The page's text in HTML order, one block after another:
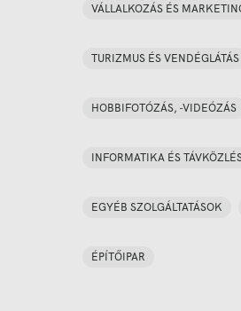
VÁLLALKOZÁS ÉS
TURIZMUS ÉS VENDÉGLÁTÁS
HOBBIFOTÓZÁS, -VIDEÓZÁS
INFORMATIKA ÉS
EGYÉB SZOLGÁLTATÁSOK
ÉPÍTŐIPAR